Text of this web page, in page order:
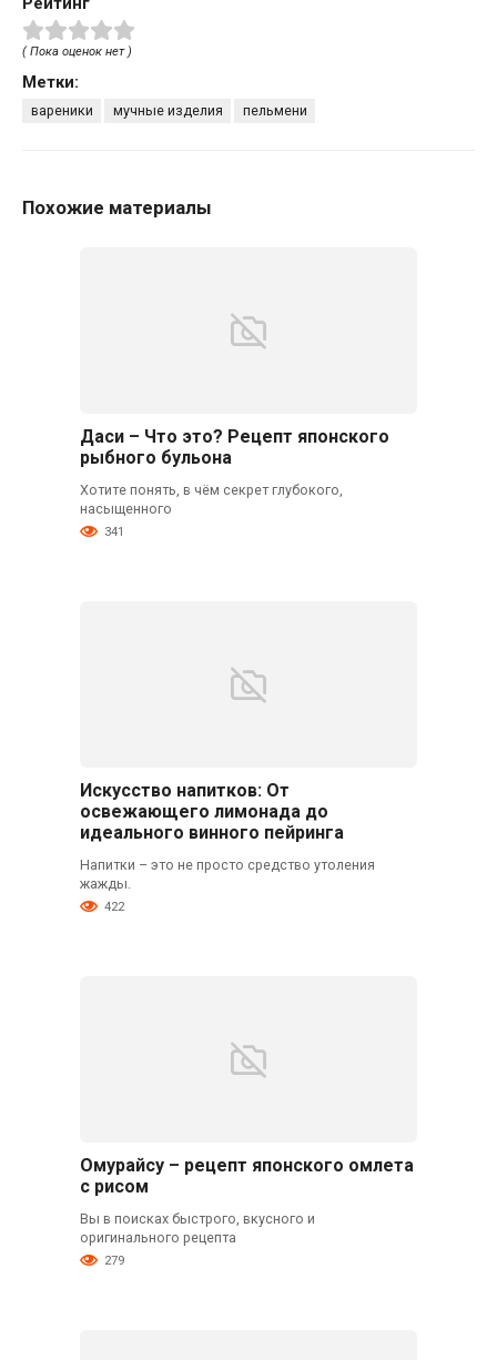
( Пока оценок нет )
Метки:
вареники мучные изделия пельмени
Похожие материалы
Даси – Что это? Рецепт японского
рыбного бульона
Хотите понять, в чём секрет глубокого,
насыщенного
341
Искусство напитков: От
освежающего лимонада до
идеального винного пейринга
Напитки – это не просто средство утоления
жажды.
422
Омурайсу – рецепт японского омлета
с рисом
Вы в поисках быстрого, вкусного и
оригинального рецепта
279